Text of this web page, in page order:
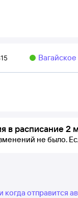
расписание 2
не было.
когда отправится